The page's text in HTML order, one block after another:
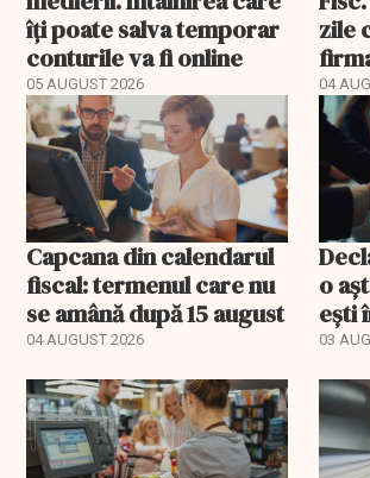
îți poate salva temporar
conturile va fi online
05 AUGUST 2026
zile
04
Capcana din calendarul
fiscal: termenul care nu
se amână după 15 august
04 AUGUST 2026
o
ești
03